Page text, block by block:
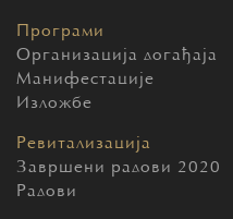
Програми
Организација догађаја
Манифестације
Изложбе
Ревитализација
Завршени радови 2020
Радови